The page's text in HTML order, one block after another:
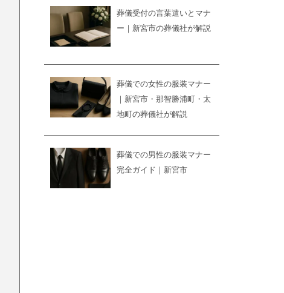
葬儀受付の言葉遣いとマナ
ー｜新宮市の葬儀社が解説
葬儀での女性の服装マナー
｜新宮市・那智勝浦町・太
地町の葬儀社が解説
葬儀での男性の服装マナー
完全ガイド｜新宮市